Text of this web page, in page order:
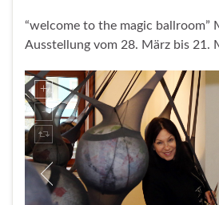
“welcome to the magic ballroom”
Ausstellung vom 28. März bis 21.